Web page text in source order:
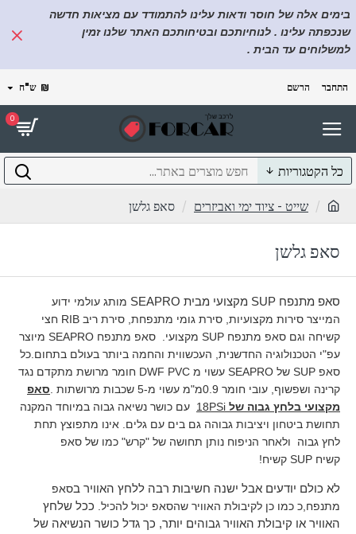
בימים אלה של חוסר ודאות עלינו להתמודד עם מציאות חדשה
שנכפתה עלינו . לנוחיותכם ובטיחותכם האתר שלנו זמין
למשלוחים עד הבית .
התחבר הרשם ₪ ש"ח
0
כל הקטגוריות
שייט - ציוד ימי ואביזרים סאפ גלשן
סאפ גלשן
סאפ מתנפח SUP מקצועי מבית SEAPRO מותג עולמי ידוע
המייצר סירות מקצועיות, סירת גומי מתנפחת, סירת ריב RIB חצי
קשיחה וגם סאפ מתנפח SUP מקצועי. סאפ מתנפח SEAPRO מיוצר
עפ"י הטכנולוגיה החדשנית, העכשווית והחמה ביותר בעולם בתחום.כל
סאפ SUP של SEAPRO עשוי מ DWF PVC חומר מרושת מתקדם נגד
קרינה ושפשוף, עובי חומר 0.9מ"מ עשוי מ-5 שכבות מרושתות
סאפ
מקצועי בלחץ גבוה של 18PSi עם כושר נשיאה גבוה במיוחד המקנה
תחושת ביטחון ויציבות גבוהה גם בים עם גלים. אינו מתפוצץ תחת
לחץ גבוה ולאחר הניפוח נותן תחושה של "קרש" כמו של סאפ
קשיח SUP קשיח!
לא כולם יודעים אבל ישנה חשיבות רבה ללחץ האוויר בסאפ
מתנפח,כ כמו כן לקיבולת האוויר שהסאפ יכול להכיל. ככל שלחץ
האוויר או קיבולת האוויר גבוהים יותר, כך גדל כושר הנשיאה של